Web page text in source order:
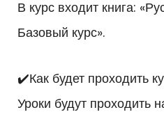
В курс входит книга:
Базовый курс».
✔️Как будет проходить
Уроки будут проходить